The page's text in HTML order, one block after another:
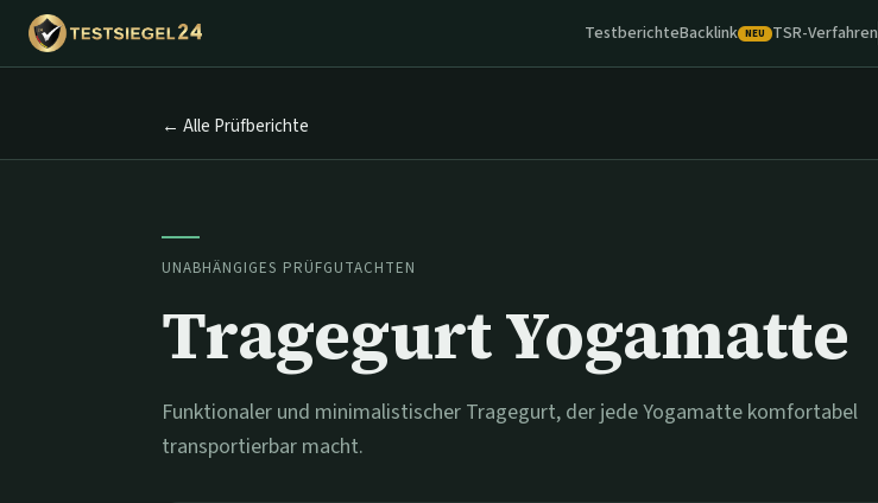
TestberichteBacklink NEU TSR-Verfahren
← Alle Prüfberichte
UNABHÄNGIGES PRÜFGUTACHTEN
Tragegurt Yogamatte
Funktionaler und minimalistischer Tragegurt, der jede Yogamatte komfortabel
transportierbar macht.